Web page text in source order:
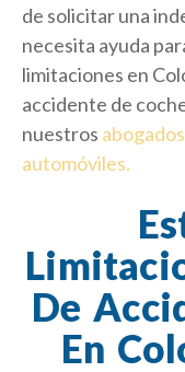
de solicitar una
necesita ayuda
limitaciones en
accidente de
nuestros
automóviles.
De
En